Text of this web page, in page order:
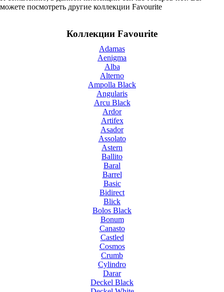
можете посмотреть другие коллекции Favourite
Коллекции Favourite
Adamas
Aenigma
Alba
Alterno
Ampolla Black
Angularis
Arcu Black
Ardor
Artifex
Asador
Assolato
Astern
Ballito
Baral
Barrel
Basic
Bidirect
Blick
Bolos Black
Bonum
Canasto
Castled
Cosmos
Crumb
Cylindro
Darar
Deckel Black